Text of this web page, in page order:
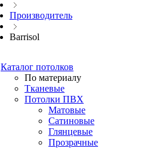
Производитель
Barrisol
Каталог потолков
По материалу
Тканевые
Потолки ПВХ
Матовые
Сатиновые
Глянцевые
Прозрачные